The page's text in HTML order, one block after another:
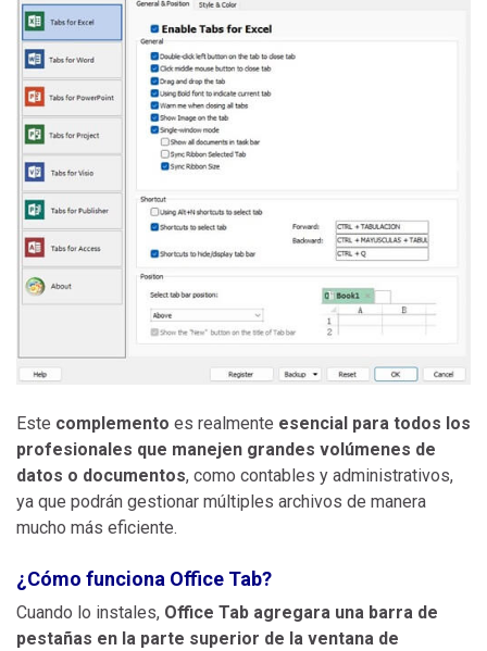
Este complemento es realmente esencial para todos los
profesionales que manejen grandes volúmenes de
datos o documentos, como contables y administrativos,
ya que podrán gestionar múltiples archivos de manera
mucho más eficiente.
¿Cómo funciona Office Tab?
Cuando lo instales, Office Tab agregara una barra de
pestañas en la parte superior de la ventana de